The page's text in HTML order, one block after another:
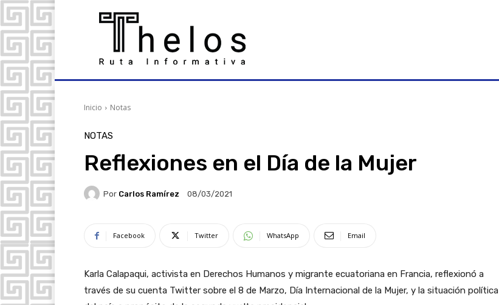
Inicio Notas
NOTAS
Reflexiones en el Día de la Mujer
Por Carlos Ramírez 08/03/2021
Facebook Twitter WhatsApp Email
Karla Calapaqui, activista en Derechos Humanos y migrante ecuatoriana en Francia, reflexionó a
través de su cuenta Twitter sobre el 8 de Marzo, Día Internacional de la Mujer, y la situación política